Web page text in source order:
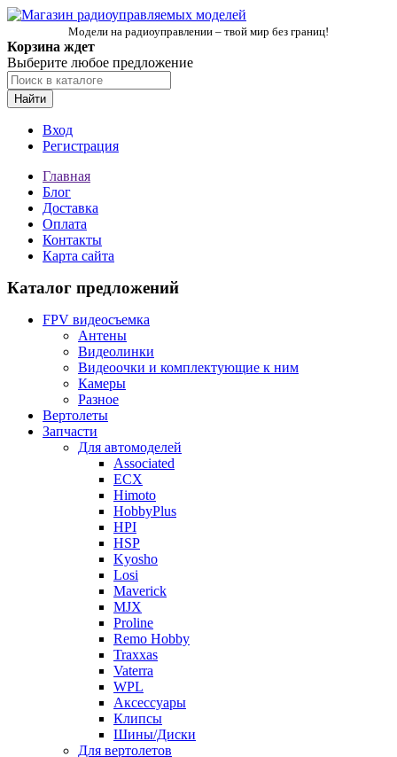
Модели на радиоуправлении – твой мир без границ!
Корзина ждет
Выберите любое предложение
Найти
Вход
Регистрация
Главная
Блог
Доставка
Оплата
Контакты
Карта сайта
Каталог предложений
FPV видеосъемка
Антены
Видеолинки
Видеоочки и комплектующие к ним
Камеры
Разное
Вертолеты
Запчасти
Для автомоделей
Associated
ECX
Himoto
HobbyPlus
HPI
HSP
Kyosho
Losi
Maverick
MJX
Proline
Remo Hobby
Traxxas
Vaterra
WPL
Аксессуары
Клипсы
Шины/Диски
Для вертолетов